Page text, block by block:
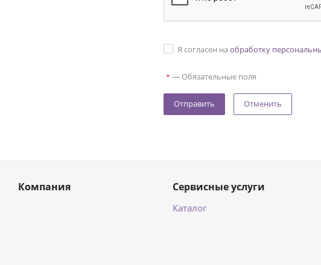
Я согласен наобработку
* — Обязательные поля
Отменить
Компания Сервисные услуги
Каталог